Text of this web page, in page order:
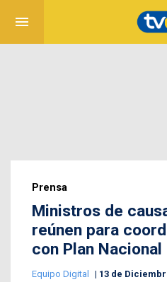
menu
Prensa
Ministros de
reúnen para
con Plan
Equipo Digital 13 de